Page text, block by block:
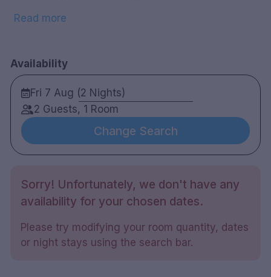
området rundt byen finner du flere fine attraksjoner
hotellet har du tilgang til treningsstudio og
badstue. Du kan spise i hotellets restaurant eller
slappe av i hotellets lobbybar og salong med
storskjerm-TV i første etasje.
93 rom
Dobbeltrom og familierom
gratis WiFi
Smart TV
skrivebord
Hårføner på forespørsel
Read more
Availability
Fri 7 Aug (2 Nights)
2 Guests, 1 Room
Change Search
Sorry! Unfortunately, we don't have any
availability for your chosen dates.
Please try modifying your room quantity, dates
or night stays using the search bar.